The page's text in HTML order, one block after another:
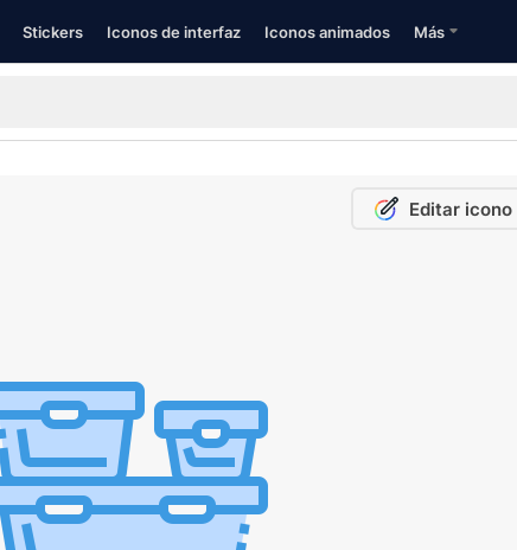
Stickers Iconos de interfaz Iconos animados Más
Editar icono